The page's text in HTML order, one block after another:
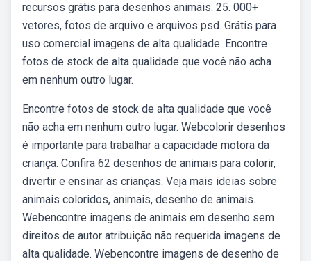
recursos grátis para desenhos animais. 25. 000+
vetores, fotos de arquivo e arquivos psd. Grátis para
uso comercial imagens de alta qualidade. Encontre
fotos de stock de alta qualidade que você não acha
em nenhum outro lugar.
Encontre fotos de stock de alta qualidade que você
não acha em nenhum outro lugar. Webcolorir desenhos
é importante para trabalhar a capacidade motora da
criança. Confira 62 desenhos de animais para colorir,
divertir e ensinar as crianças. Veja mais ideias sobre
animais coloridos, animais, desenho de animais.
Webencontre imagens de animais em desenho sem
direitos de autor atribuição não requerida imagens de
alta qualidade. Webencontre imagens de desenho de